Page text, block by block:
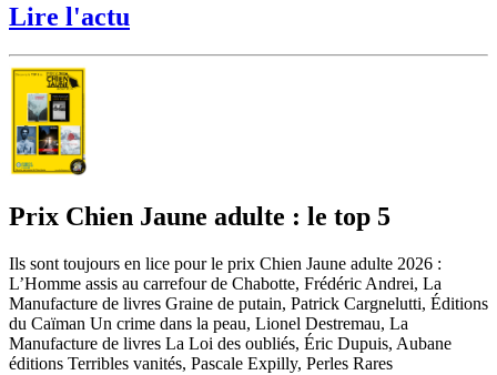
Lire l'actu
Prix Chien Jaune adulte : le top 5
Ils sont toujours en lice pour le prix Chien Jaune adulte 2026 :
L’Homme assis au carrefour de Chabotte, Frédéric Andrei, La
Manufacture de livres Graine de putain, Patrick Cargnelutti, Éditions
du Caïman Un crime dans la peau, Lionel Destremau, La
Manufacture de livres La Loi des oubliés, Éric Dupuis, Aubane
éditions Terribles vanités, Pascale Expilly, Perles Rares